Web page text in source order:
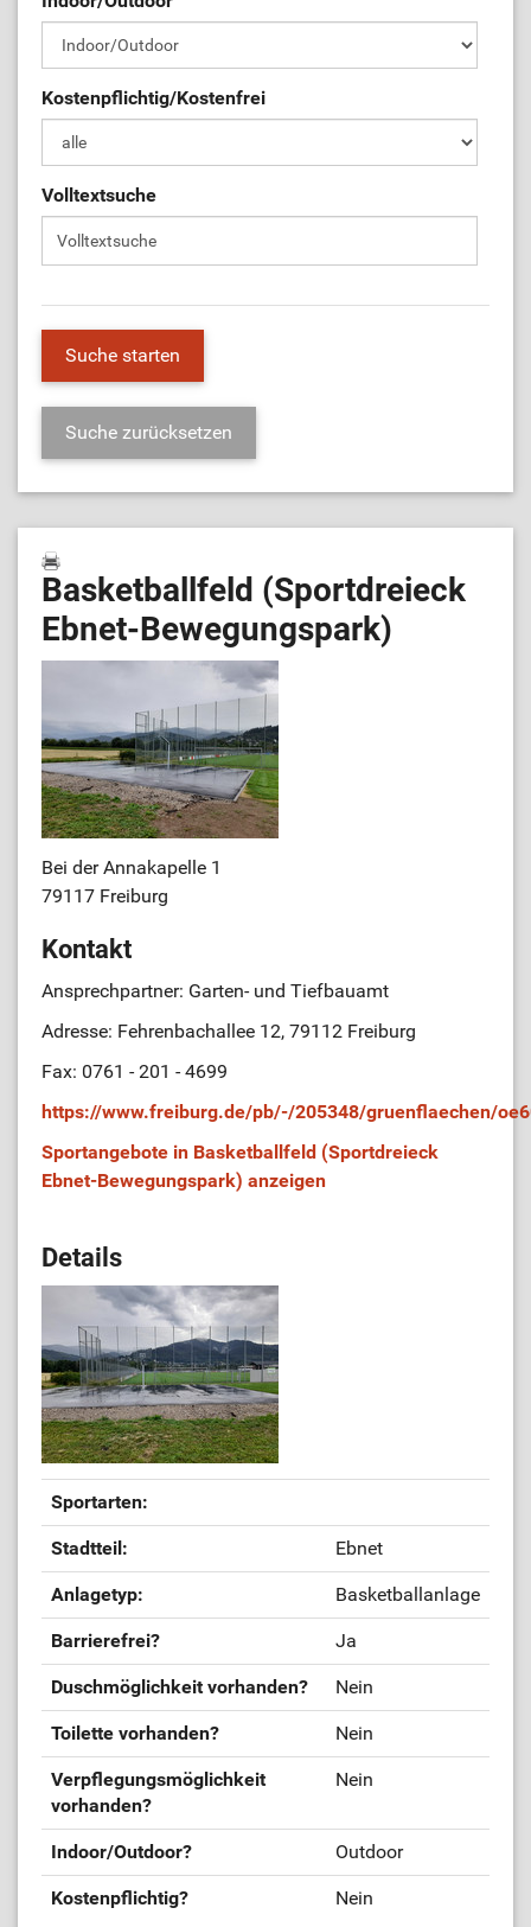
ÜL-Börse
Kostenpflichtig/Kostenfrei
Volltextsuche
Basketballfeld (Sportdreieck
Ebnet-Bewegungspark)
Bei der Annakapelle 1
79117 Freiburg
Kontakt
Ansprechpartner: Garten- und Tiefbauamt
Adresse: Fehrenbachallee 12, 79112 Freiburg
Fax: 0761 - 201 - 4699
https://www.freiburg.de/pb/-/205348/gruenflaechen/
Sportangebote in Basketballfeld (Sportdreieck
Ebnet-Bewegungspark) anzeigen
Details
Sportarten:
Stadtteil: Ebnet
Anlagetyp: Basketballanlage
Barrierefrei? Ja
Duschmöglichkeit vorhanden? Nein
Toilette vorhanden? Nein
Verpflegungsmöglichkeit
vorhanden?
Nein
Indoor/Outdoor? Outdoor
Kostenpflichtig? Nein